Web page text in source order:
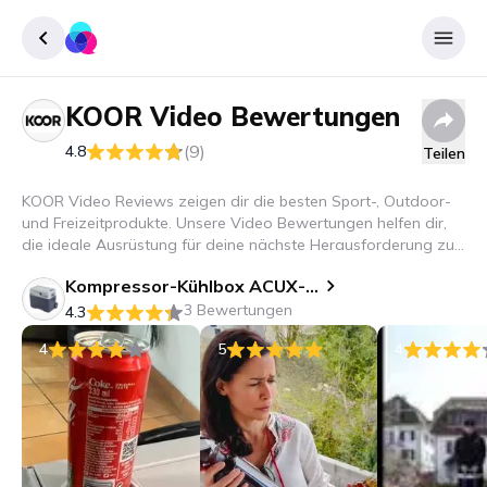
Registrieren
Einloggen
KOOR Video Bewertungen
4.8 (9) Teilen
KOOR Video Reviews zeigen dir die besten Sport-, Outdoor-
und Freizeitprodukte. Unsere Video Bewertungen helfen dir,
die ideale Ausrüstung für deine nächste Herausforderung zu
Kompressor-Kühlbox ACUX-R 40 mit Akku
4.3
3 Bewertungen
4
5 4